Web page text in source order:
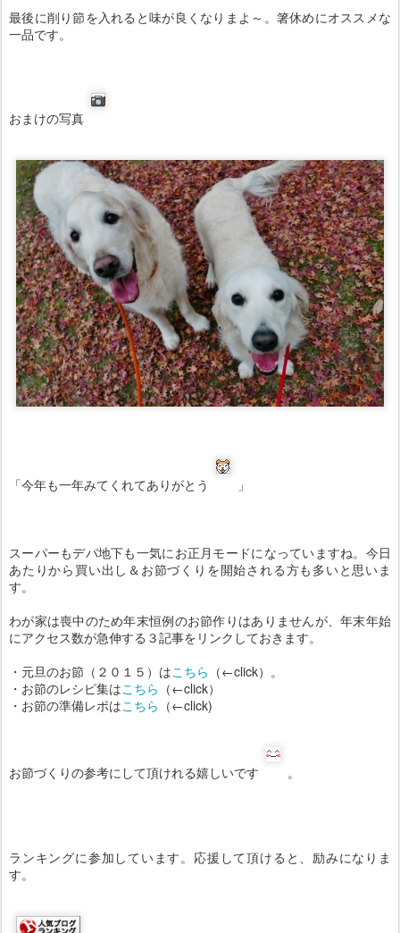
最後に削り節を入れると味が良くなりまよ～。箸休めにオススメな
一品です。
おまけの写真
「今年も一年みてくれてありがとう 」
スーパーもデパ地下も一気にお正月モードになっていますね。今日
あたりから買い出し＆お節づくりを開始される方も多いと思いま
す。
わが家は喪中のため年末恒例のお節作りはありませんが、年末年始
にアクセス数が急伸する３記事をリンクしておきます。
・元旦のお節（２０１５）はこちら （←click）。
・お節のレシピ集はこちら （←click）
・お節の準備レポはこちら （←click)
お節づくりの参考にして頂けれる嬉しいです 。
ランキングに参加しています。応援して頂けると、励みになりま
す。